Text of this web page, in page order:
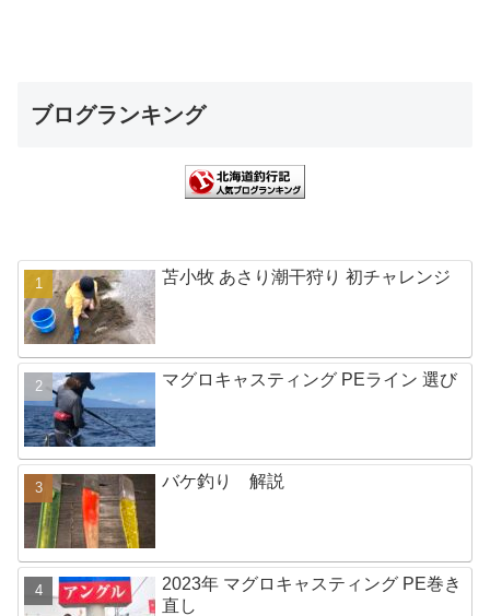
ブログランキング
苫小牧 あさり潮干狩り 初チャレンジ
マグロキャスティング PEライン 選び
バケ釣り 解説
2023年 マグロキャスティング PE巻き
直し